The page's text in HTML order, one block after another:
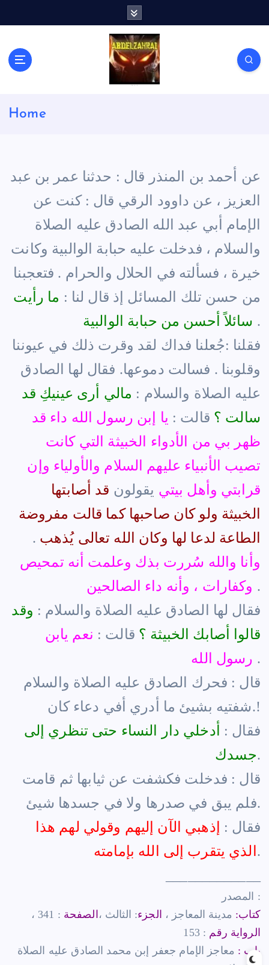
Home
عن أحمد بن المنذر قال : حدثنا عمر بن عبد
العزيز ، عن داوود الرقي قال : كنت عن
الإمام أبي عبد الله الصادق عليه الصلاة
والسلام ، فدخلت عليه حبابة الوالبية وكانت
خيرة ، فسألته في الحلال والحرام . فتعجبنا
من حسن تلك المسائل إذ قال لنا : ما رأيت
.
فقلنا :جُعلنا فداك لقد وقرت ذلك في عيوننا
وقلوبنا . فسالت دموعها. فقال لها الصادق
عليه الصلاة والسلام : مالي أرى عينيكِ قد
سالت ؟ قالت : يا إبن رسول الله داء قد
ظهر بي من الأدواء الخبيثة التي كانت
تصيب الأنبياء عليهم السلام والأولياء وإن
قرابتي وأهل بيتي يقولون قد أصابتها
الخبيثة ولو كان صاحبها كما قالت مفروضة
الطاعة لدعا لها وكان الله تعالى يُذهب .
وأنا والله سُررت بذك وعلمت أنه تمحيص
.
فقال لها الصادق عليه الصلاة والسلام : وقد
قالوا أصابك الخبيثة ؟ قالت : نعم يابن
رسول الله .
قال : فحرك الصادق عليه الصلاة والسلام
شفتيه بشيئ ما أدري أفي دعاء كان.!
فقال :
أدخلي دار النساء حتى تنظري إلى
جسدك.
قال : فدخلت فكشفت عن ثيابها ثم قامت
فلم يبق في صدرها ولا في جسدها شيئ.
فقال :
إذهبي الآن إليهم وقولي لهم هذا
الذي يتقرب إلى الله بإمامته .
المصدر :
كتاب: مدينة المعاجز ، الجزء: الثالث ، الصفحة : 341 ،
الرواية رقم : 153
باب : معاجز الإمام جعفر إبن محمد الصادق عليه الصلاة